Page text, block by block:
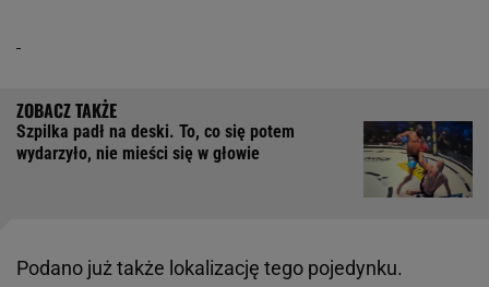
Szpilka padł na deski. To, co się potem
wydarzyło, nie mieści się w głowie
Podano już także lokalizację tego pojedynku.